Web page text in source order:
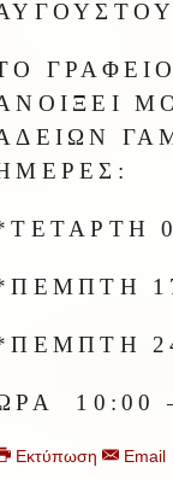
10:00
Εκτύπωση Email